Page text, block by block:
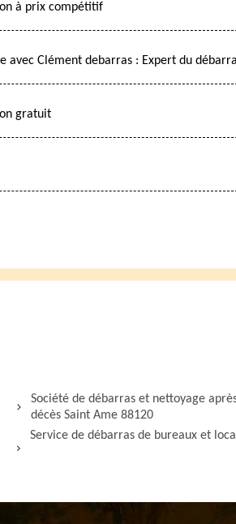
à prix compétitif
avec Clément debarras : Expert du
gratuit
Société de débarras et nettoyage
décès Saint Ame 88120
Service de débarras de bureaux et